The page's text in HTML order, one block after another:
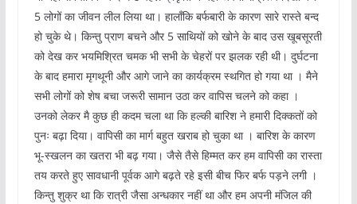
5 लोगों का जीवन लील लिया था। हालाँकि बर्फबारी के कारण सारे रास्‍ते बन्द
हो चुके थे। किन्तु प्राण बचने और 5 साथियों को खोने के बाद उस खूबसूरती
को देख कर भयमिश्रित चमक भी सभी के चेहरों पर झलक रही थी। दुर्घटना
के बाद हमारा मृगथूनी और आगे जाने का कार्यक्रम स्थगित हो गया था । मैने
सभी लोगों को शेष बचा जरूरी सामान उठा कर वापिस चलने को कहा ।
उनको लेकर मै कुछ ही कदम चला था कि हल्की बारिश ने हमारी दिक्कतों को
पुनः बढ़ा दिया। वापिसी का मार्ग बहुत खराब हो चुका था । बारिश के कारण
भू-स्खलन का खतरा भी बढ़ गया। जैसे तैसे हिम्मत कर हम वापिसी का रास्ता
तय करते हुए सावधानी पूर्वक आगे बढ़ते रहे इसी बीच फिर बर्फ पड़ने लगी ।
किन्तु शुक्र था कि रात्री जैसा अन्धकार नहीं था और हम अपनी मंजिल की